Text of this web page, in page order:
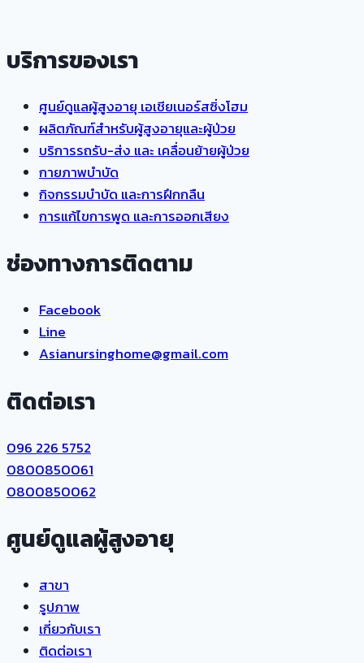
บริการของเรา
ศูนย์ดูแลผู้สูงอายุ เอเชียเนอร์สซิ่งโฮม
ผลิตภัณฑ์สำหรับผู้สูงอายุและผู้ป่วย
บริการรถรับ-ส่ง และ เคลื่อนย้ายผู้ป่วย
กายภาพบำบัด
กิจกรรมบำบัด และการฝึกกลืน
การแก้ไขการพูด และการออกเสียง
ช่องทางการติดตาม
Facebook
Line
Asianursinghome@gmail.com
ติดต่อเรา
096 226 5752
0800850061
0800850062
ศูนย์ดูแลผู้สูงอายุ
สาขา
รูปภาพ
เกี่ยวกับเรา
ติดต่อเรา